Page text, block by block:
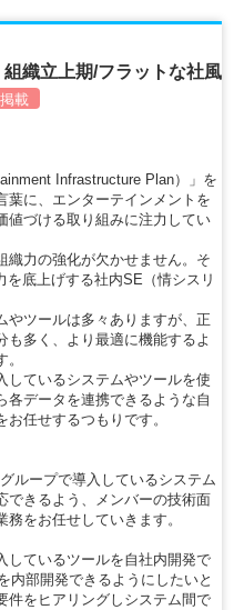
組織立上期/フラットな社風
載
Infrastructure Plan）」を
葉に、エンターテインメントを
値づける取り組みに注力してい
織力の強化が欠かせません。そ
底上げする社内SE（情シスリ
やツールは多々ありますが、正
多く、より最適に機能するよ
しているシステムやツールを使
各データを連携できるような自
任せするつもりです。
ループで導入しているシステム
できるよう、メンバーの技術面
をお任せしていきます。
しているツールを自社内開発で
内部開発できるようにしたいと
件をヒアリングしシステム間で